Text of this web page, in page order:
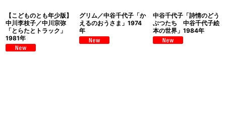
【こどものとも年少版】
中川李枝子／中川宗弥
「とらたとトラック」
1981年
グリム／中谷千代子「か
えるのおうさま」1974
年
中谷千代子「詩情のどう
ぶつたち 中谷千代子絵
本の世界」1984年